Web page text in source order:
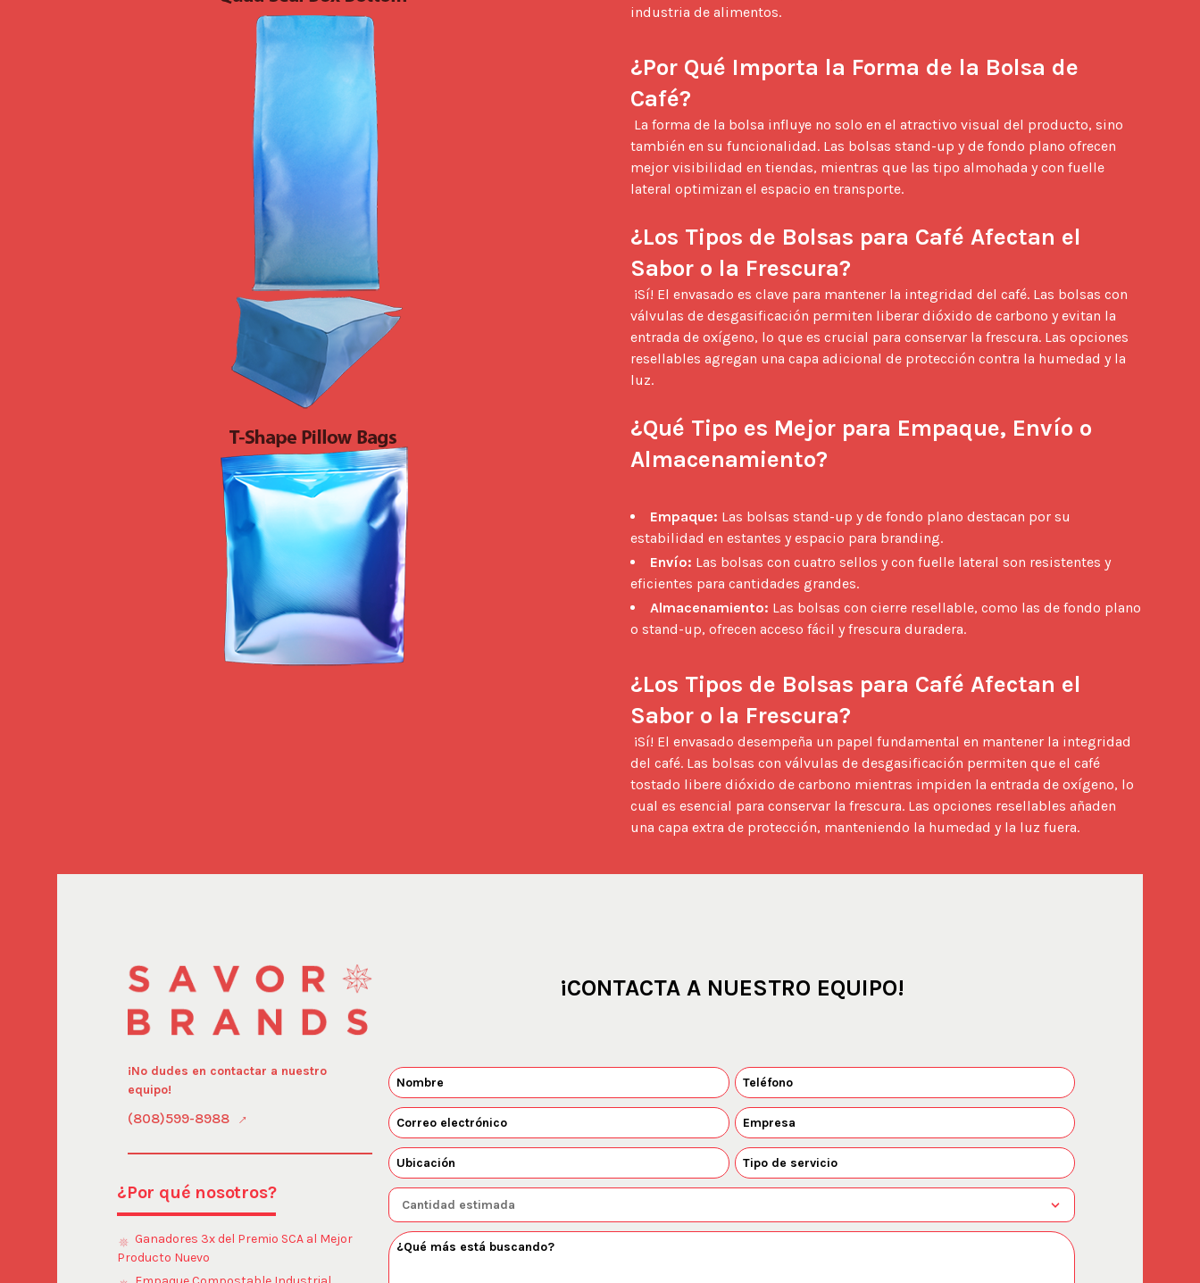
industria de alimentos.
¿Por Qué Importa la Forma de la Bolsa de
Café?
también en su funcionalidad. Las bolsas stand-up y de fondo plano ofrecen
mejor visibilidad en tiendas, mientras que las tipo almohada y con fuelle
lateral optimizan el espacio en transporte.
¿Los Tipos de Bolsas para Café Afectan el
Sabor o la Frescura?
válvulas de desgasificación permiten liberar dióxido de carbono y evitan la
entrada de oxígeno, lo que es crucial para conservar la frescura. Las opciones
resellables agregan una capa adicional de protección contra la humedad y la
luz.
¿Qué Tipo es Mejor para Empaque, Envío o
Almacenamiento?
Empaque: Las bolsas stand-up y de fondo plano destacan por su
estabilidad en estantes y espacio para branding.
Envío: Las bolsas con cuatro sellos y con fuelle lateral son resistentes y
eficientes para cantidades grandes.
Almacenamiento: Las bolsas con cierre resellable, como las de fondo plano
o stand-up, ofrecen acceso fácil y frescura duradera.
¿Los Tipos de Bolsas para Café Afectan el
Sabor o la Frescura?
del café. Las bolsas con válvulas de desgasificación permiten que el café
tostado libere dióxido de carbono mientras impiden la entrada de oxígeno, lo
cual es esencial para conservar la frescura. Las opciones resellables añaden
una capa extra de protección, manteniendo la humedad y la luz fuera.
¡No dudes en contactar a nuestro
equipo!
(808)599-8988
¿Por qué nosotros?
Ganadores 3x del Premio SCA al Mejor
Producto Nuevo
¡CONTACTA A NUESTRO EQUIPO!